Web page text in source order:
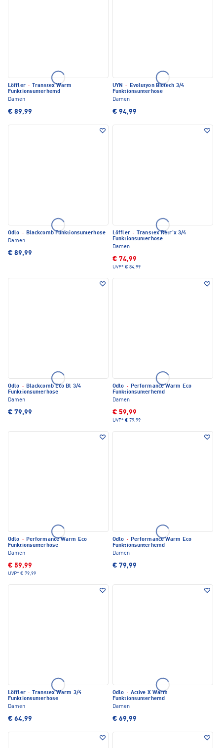
Löffler ·
Transtex Warm
Funktionsunterhemd
Damen
€ 89,99
UYN ·
Evolutyon Biotech 3/4
Funktionsunterhose
Damen
€ 94,99
Odlo · Blackcomb Funktionsunterhose
Damen
€ 89,99
Löffler ·
Transtex Retr'x 3/4
Funktionsunterhose
Damen
€ 74,99
UVP* € 84,99
Odlo · Blackcomb Eco Bl 3/4
Funktionsunterhose
Damen
€ 79,99
Odlo · Performance Warm Eco
Funktionsunterhemd
Damen
€ 59,99
UVP* € 79,99
Odlo · Performance Warm Eco
Funktionsunterhose
Damen
€ 59,99
UVP* € 79,99
Odlo · Performance Warm Eco
Funktionsunterhemd
Damen
€ 79,99
Löffler ·
Transtex Warm 3/4
Funktionsunterhose
Damen
€ 64,99
Odlo · Active X Warm
Funktionsunterhemd
Damen
€ 69,99